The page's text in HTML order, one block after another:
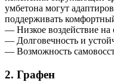
умбетона могут
поддерживать
— Низкое воздействие
— Долговечность и
— Возможность
2. Графен